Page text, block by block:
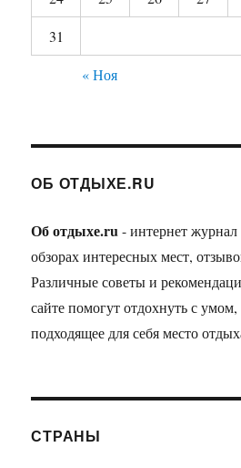
31
« Ноя
ОБ ОТДЫХЕ.RU
Об отдыхе.ru- интернет
обзорах интересных мест,
Различные советы и
сайте помогут отдохнуть с
подходящее для себя место
СТРАНЫ